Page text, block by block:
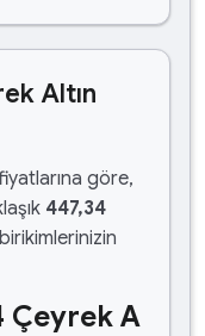
Altın
göre,
447,34
Çeyrek A